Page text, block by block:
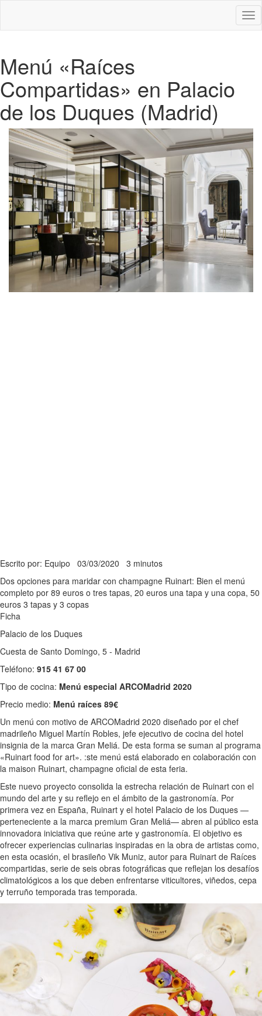
Menú «Raíces
Compartidas» en Palacio
de los Duques (Madrid)
Escrito por: Equipo 03/03/2020 3 minutos
Dos opciones para maridar con champagne Ruinart: Bien el menú
completo por 89 euros o tres tapas, 20 euros una tapa y una copa, 50
euros 3 tapas y 3 copas
Ficha
Palacio de los Duques
Cuesta de Santo Domingo, 5 - Madrid
Teléfono: 915 41 67 00
Tipo de cocina: Menú especial ARCOMadrid 2020
Precio medio: Menú raíces 89€
Un menú con motivo de ARCOMadrid 2020 diseñado por el chef
madrileño Miguel Martín Robles, jefe ejecutivo de cocina del hotel
insignia de la marca Gran Meliá. De esta forma se suman al programa
«Ruinart food for art». :ste menú está elaborado en colaboración con
la maison Ruinart, champagne oficial de esta feria.
Este nuevo proyecto consolida la estrecha relación de Ruinart con el
mundo del arte y su reflejo en el ámbito de la gastronomía. Por
primera vez en España, Ruinart y el hotel Palacio de los Duques —
perteneciente a la marca premium Gran Meliá— abren al público esta
innovadora iniciativa que reúne arte y gastronomía. El objetivo es
ofrecer experiencias culinarias inspiradas en la obra de artistas como,
en esta ocasión, el brasileño Vik Muniz, autor para Ruinart de Raíces
compartidas, serie de seis obras fotográficas que reflejan los desafíos
climatológicos a los que deben enfrentarse viticultores, viñedos, cepa
y terruño temporada tras temporada.